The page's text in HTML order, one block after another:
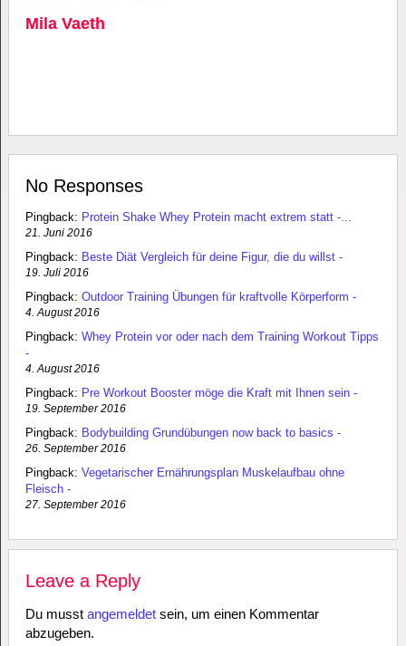
Mila Vaeth
No Responses
Pingback: Protein Shake Whey Protein macht extrem statt -...
21. Juni 2016
Pingback: Beste Diät Vergleich für deine Figur, die du willst -
19. Juli 2016
Pingback: Outdoor Training Übungen für kraftvolle Körperform -
4. August 2016
Pingback: Whey Protein vor oder nach dem Training Workout Tipps
-
4. August 2016
Pingback: Pre Workout Booster möge die Kraft mit Ihnen sein -
19. September 2016
Pingback: Bodybuilding Grundübungen now back to basics -
26. September 2016
Pingback: Vegetarischer Ernährungsplan Muskelaufbau ohne
Fleisch -
27. September 2016
Leave a Reply
Du musst angemeldetsein, um einen Kommentar
abzugeben.